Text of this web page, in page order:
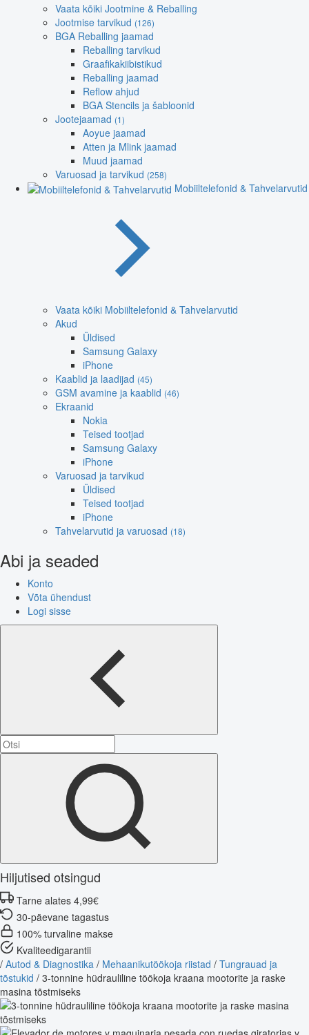
Vaata kõiki Jootmine & Reballing
Jootmise tarvikud (126)
BGA Reballing jaamad
Reballing tarvikud
Graafikakiibistikud
Reballing jaamad
Reflow ahjud
BGA Stencils ja šabloonid
Jootejaamad (1)
Aoyue jaamad
Atten ja Mlink jaamad
Muud jaamad
Varuosad ja tarvikud (258)
Mobiiltelefonid & Tahvelarvutid
Vaata kõiki Mobiiltelefonid & Tahvelarvutid
Akud
Üldised
Samsung Galaxy
iPhone
Kaablid ja laadijad (45)
GSM avamine ja kaablid (46)
Ekraanid
Nokia
Teised tootjad
Samsung Galaxy
iPhone
Varuosad ja tarvikud
Üldised
Teised tootjad
iPhone
Tahvelarvutid ja varuosad (18)
Abi ja seaded
Konto
Võta ühendust
Logi sisse
Hiljutised otsingud
Tarne alates 4,99€
30-päevane tagastus
100% turvaline makse
Kvaliteedigarantii
/ Autod & Diagnostika / Mehaanikutöökoja riistad / Tungrauad ja
tõstukid / 3-tonnine hüdrauliline töökoja kraana mootorite ja raske
masina tõstmiseks